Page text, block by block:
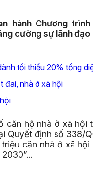
hành Chương
cường sự lãnh
tối thiểu 20% tổng
đai, nhà ở xã hội
căn hộ nhà ở xã hội
Quyết định số 338/
căn nhà ở xã